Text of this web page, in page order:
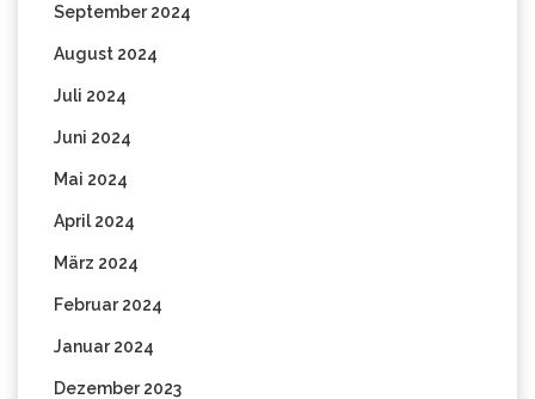
September 2024
August 2024
Juli 2024
Juni 2024
Mai 2024
April 2024
März 2024
Februar 2024
Januar 2024
Dezember 2023